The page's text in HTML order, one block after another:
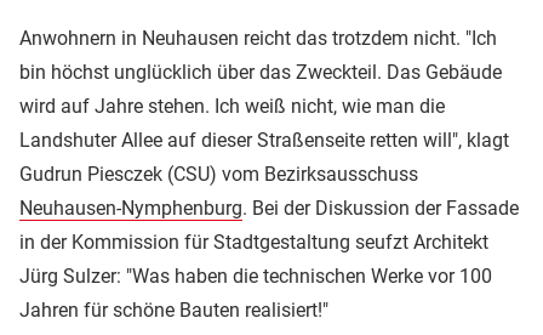
Anwohnern in Neuhausen reicht das trotzdem nicht. "Ich
bin höchst unglücklich über das Zweckteil. Das Gebäude
wird auf Jahre stehen. Ich weiß nicht, wie man die
Landshuter Allee auf dieser Straßenseite retten will", klagt
Gudrun Piesczek (CSU) vom Bezirksausschuss
Neuhausen-Nymphenburg. Bei der Diskussion der Fassade
in der Kommission für Stadtgestaltung seufzt Architekt
Jürg Sulzer: "Was haben die technischen Werke vor 100
Jahren für schöne Bauten realisiert!"